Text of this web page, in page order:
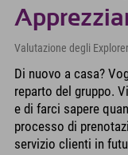
Valutazione degli
Di nuovo a casa?
reparto del gruppo.
e di farci sapere
processo di
servizio clienti in